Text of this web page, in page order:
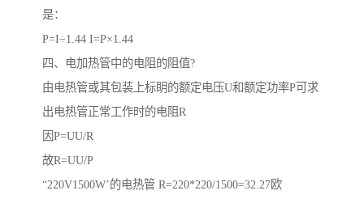
是：
P=I÷1.44 I=P×1.44
四、电加热管中的电阻的阻值?
由电热管或其包装上标眀的额定电压U和额定功率P可求
出电热管正常工作时的电阻R
因P=UU/R
故R=UU/P
“220V1500W’的电热管 R=220*220/1500=32.27欧